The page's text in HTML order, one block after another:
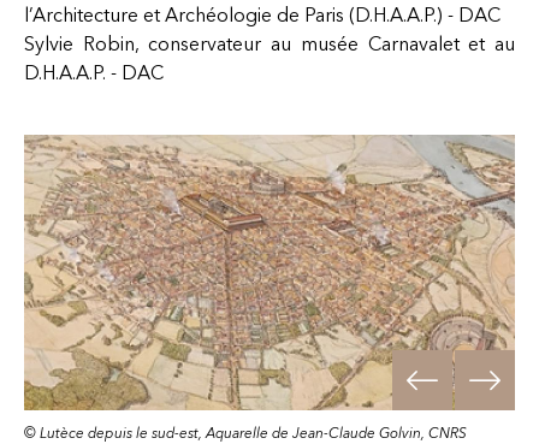
l’Architecture et Archéologie de Paris (D.H.A.A.P.) - DAC
Sylvie Robin, conservateur au musée Carnavalet et au
D.H.A.A.P. - DAC
© Lutèce depuis le sud-est, Aquarelle de Jean-Claude Golvin, CNRS
Aller au